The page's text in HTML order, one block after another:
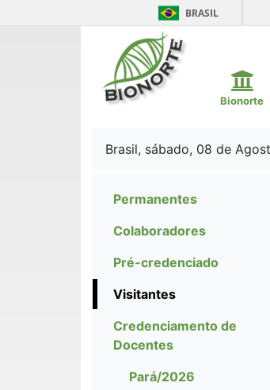
BRASIL
Bionorte
Brasil, sábado, 08 de
Permanentes
Colaboradores
Pré-credenciado
Visitantes
Credenciamento de
Docentes
Pará/2026